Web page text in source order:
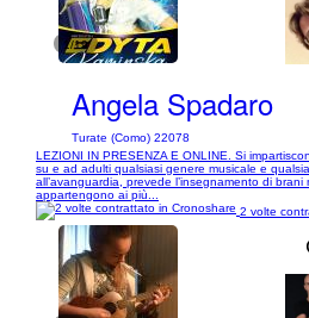
1/19
Angela Spadaro
Turate (Como) 22078
LEZIONI IN PRESENZA E ONLINE. Si
su e ad adulti qualsiasi genere musicale e
all’avanguardia, prevede l’insegnamento di
appartengono ai più...
2 volte